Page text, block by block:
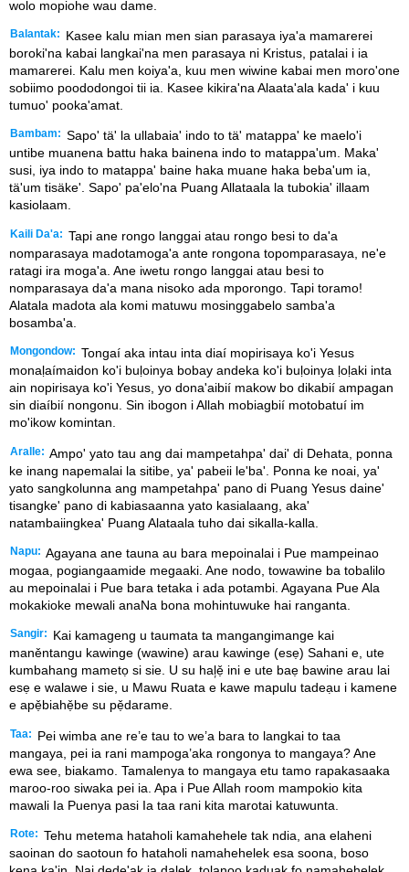
wolo mopiohe wau dame.
Balantak:
Kasee kalu mian men sian parasaya iya'a mamarerei
boroki'na kabai langkai'na men parasaya ni Kristus, patalai i ia
mamarerei. Kalu men koiya'a, kuu men wiwine kabai men moro'one
sobiimo poododongoi tii ia. Kasee kikira'na Alaata'ala kada' i kuu
tumuo' pooka'amat.
Bambam: Sapo' tä' la ullabaia' indo to tä' matappa' ke maelo'i
untibe muanena battu haka bainena indo to matappa'um. Maka'
susi, iya indo to matappa' baine haka muane haka beba'um ia,
tä'um tisäke'. Sapo' pa'elo'na Puang Allataala la tubokia' illaam
kasiolaam.
Kaili Da'a: Tapi ane rongo langgai atau rongo besi to da'a
nomparasaya madotamoga'a ante rongona topomparasaya, ne'e
ratagi ira moga'a. Ane iwetu rongo langgai atau besi to
nomparasaya da'a mana nisoko ada mporongo. Tapi toramo!
Alatala madota ala komi matuwu mosinggabelo samba'a
bosamba'a.
Mongondow: Tongaí aka intau inta diaí mopirisaya ko'i Yesus
monaḷaímaidon ko'i buḷoinya bobay andeka ko'i buḷoinya ḷoḷaki inta
ain nopirisaya ko'i Yesus, yo dona'aibií makow bo dikabií ampagan
sin diaíbií nongonu. Sin ibogon i Allah mobiagbií motobatuí im
mo'ikow komintan.
Aralle: Ampo' yato tau ang dai mampetahpa' dai' di Dehata, ponna
ke inang napemalai la sitibe, ya' pabeii le'ba'. Ponna ke noai, ya'
yato sangkolunna ang mampetahpa' pano di Puang Yesus daine'
tisangke' pano di kabiasaanna yato kasialaang, aka'
natambaiingkea' Puang Alataala tuho dai sikalla-kalla.
Napu: Agayana ane tauna au bara mepoinalai i Pue mampeinao
mogaa, pogiangaamide megaaki. Ane nodo, towawine ba tobalilo
au mepoinalai i Pue bara tetaka i ada potambi. Agayana Pue Ala
mokakioke mewali anaNa bona mohintuwuke hai ranganta.
Sangir:
Kai kamageng u taumata ta mangangimange kai
maněntangu kawinge (wawine) arau kawinge (esẹ) Sahani e, ute
kumbahang mametọ si sie. U su hal᷊ẹ̌ ini e ute baẹ bawine arau lai
esẹ e walawe i sie, u Mawu Ruata e kawe mapulu tadeạu i kamene
e apẹ̌biahẹ̌be su pẹ̌darame.
Taa:
Pei wimba ane re’e tau to we’a bara to langkai to taa
mangaya, pei ia rani mampoga’aka rongonya to mangaya? Ane
ewa see, biakamo. Tamalenya to mangaya etu tamo rapakasaaka
maroo-roo siwaka pei ia. Apa i Pue Allah room mampokio kita
mawali Ia Puenya pasi Ia taa rani kita marotai katuwunta.
Rote: Tehu metema hataholi kamahehele tak ndia, ana elaheni
saoinan do saotoun fo hataholi namahehelek esa soona, boso